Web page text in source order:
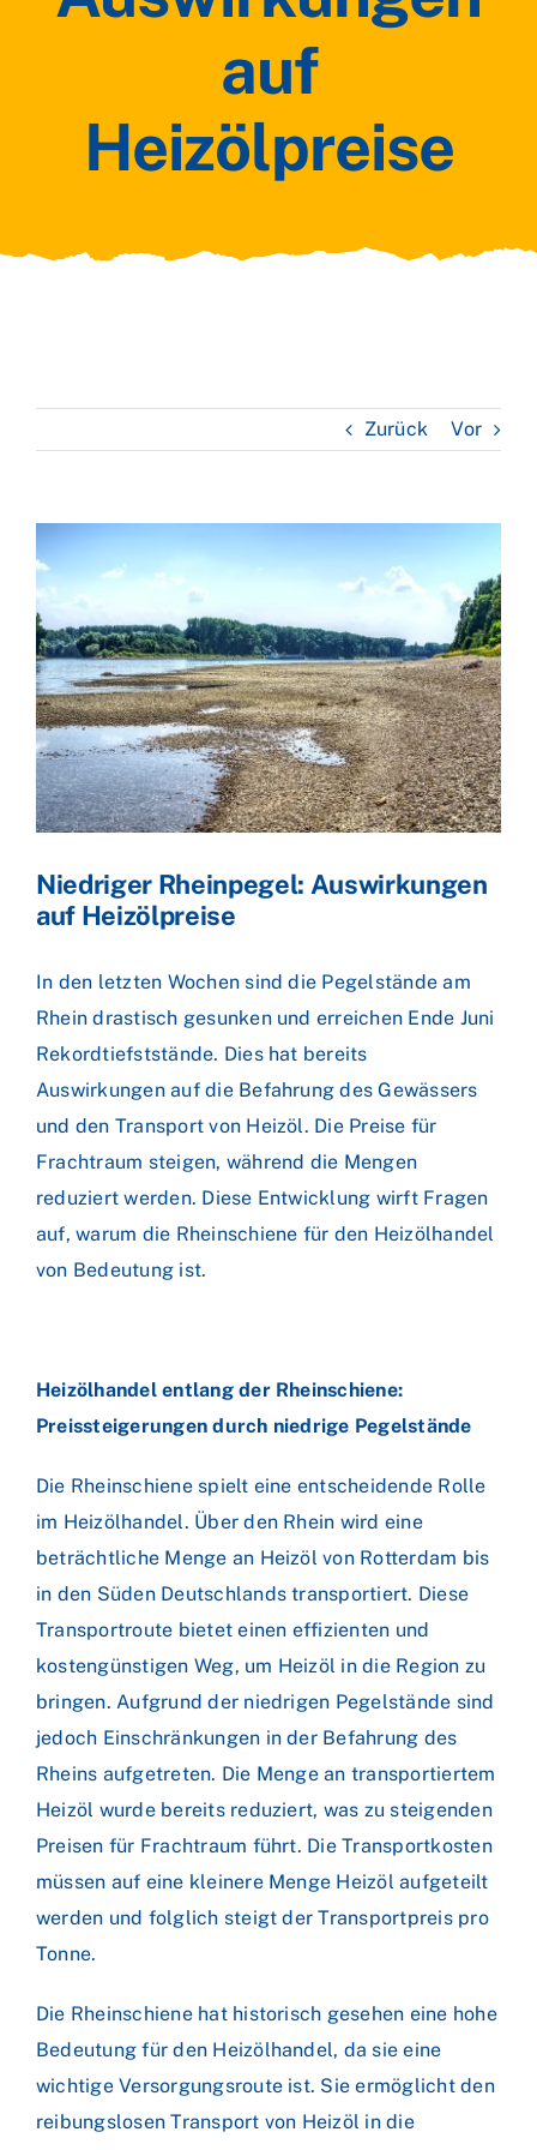
auf
Heizölpreise
Zurück Vor
grösseres
Bild
Niedriger Rheinpegel: Auswirkungen
auf Heizölpreise
In den letzten Wochen sind die Pegelstände am
Rhein drastisch gesunken und erreichen Ende Juni
Rekordtiefststände. Dies hat bereits
Auswirkungen auf die Befahrung des Gewässers
und den Transport von Heizöl. Die Preise für
Frachtraum steigen, während die Mengen
reduziert werden. Diese Entwicklung wirft Fragen
auf, warum die Rheinschiene für den Heizölhandel
von Bedeutung ist.
Heizölhandel entlang der Rheinschiene:
Preissteigerungen durch niedrige Pegelstände
Die Rheinschiene spielt eine entscheidende Rolle
im Heizölhandel. Über den Rhein wird eine
beträchtliche Menge an Heizöl von Rotterdam bis
in den Süden Deutschlands transportiert. Diese
Transportroute bietet einen effizienten und
kostengünstigen Weg, um Heizöl in die Region zu
bringen. Aufgrund der niedrigen Pegelstände sind
jedoch Einschränkungen in der Befahrung des
Rheins aufgetreten. Die Menge an transportiertem
Heizöl wurde bereits reduziert, was zu steigenden
Preisen für Frachtraum führt. Die Transportkosten
müssen auf eine kleinere Menge Heizöl aufgeteilt
werden und folglich steigt der Transportpreis pro
Tonne.
Die Rheinschiene hat historisch gesehen eine hohe
Bedeutung für den Heizölhandel, da sie eine
wichtige Versorgungsroute ist. Sie ermöglicht den
reibungslosen Transport von Heizöl in die